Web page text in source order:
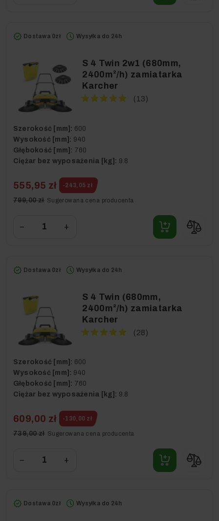
Dostawa 0zł Wysyłka do 24h
S 4 Twin 2w1 (680mm,
2400m²/h) zamiatarka
Karcher
(13)
Szerokość [mm]: 600
Wysokość [mm]: 940
Głębokość [mm]: 760
Ciężar bez wyposażenia [kg]: 9.8
555,95 zł -243,05 zł
799,00 zł Sugerowana cena producenta
− +
Dostawa 0zł Wysyłka do 24h
S 4 Twin (680mm,
2400m²/h) zamiatarka
Karcher
(28)
Szerokość [mm]: 600
Wysokość [mm]: 940
Głębokość [mm]: 760
Ciężar bez wyposażenia [kg]: 9.8
609,00 zł -130,00 zł
739,00 zł Sugerowana cena producenta
− +
Dostawa 0zł Wysyłka do 24h